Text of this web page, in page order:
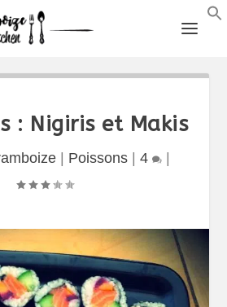
: Nigiris et Makis
| Poissons| 4 |